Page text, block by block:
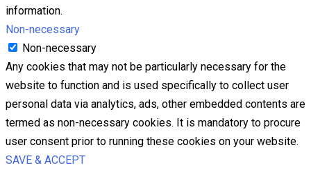
information.
Non-necessary
Non-necessary
Any cookies that may not be particularly necessary for the
website to function and is used specifically to collect user
personal data via analytics, ads, other embedded contents are
termed as non-necessary cookies. It is mandatory to procure
user consent prior to running these cookies on your website.
SAVE & ACCEPT